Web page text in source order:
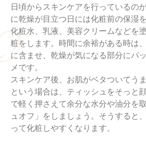
日頃からスキンケアを行っているの
に乾燥が目立つ日には化粧前の保湿
化粧水、乳液、美容クリームなどを
粧をします。時間に余裕がある時は
に含ませ、乾燥が気になる部分にパ
メです。
スキンケア後、お肌がベタついてう
という場合は、ティッシュをそっと
で軽く押さえて余分な水分や油分を
ュオフ」をしましょう。そうすると
って化粧しやすくなります。